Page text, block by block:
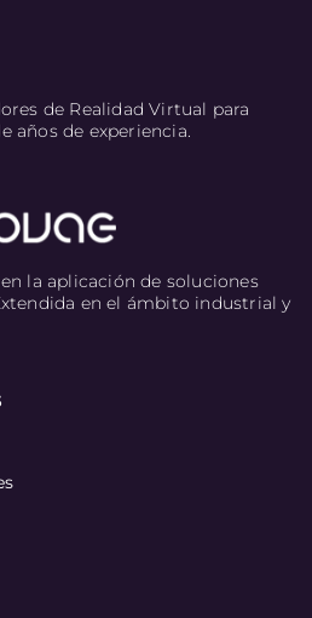
de Realidad Virtual para
años de experiencia.
la aplicación de soluciones
en el ámbito industrial y